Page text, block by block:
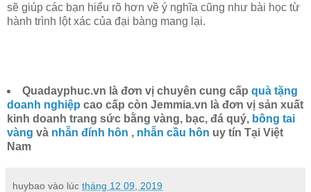
sẽ giúp các bạn hiểu rõ hơn về ý nghĩa cũng như bài học từ
hành trình lột xác của đại bàng mang lại.
Quadayphuc.vn là đơn vị chuyên cung cấp quà tặng
doanh nghiệp cao cấp còn Jemmia.vn là đơn vị sản xuất
kinh doanh trang sức bằng vàng, bạc, đá quý, bông tai
vàng và nhẫn đính hôn , nhẫn cầu hôn uy tín Tại Việt
Nam
huybao vào lúc tháng 12 09, 2019